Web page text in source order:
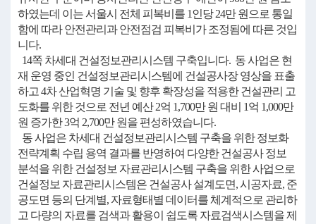
하였는데 이는 서울시 전체 피복비를 1인당 24만 원으로 통일
함에 따라 안전관리과 안전점검 피복비가 조정됨에 따른 것입
니다.
14쪽 차세대 건설정보관리시스템 구축입니다. 동 사업은 현
재 운영 중인 건설정보관리시스템에 건설공사장 영상을 표출
하고 4차 산업혁명 기술 및 향후 확장성을 적용한 건설관리 고
도화를 위한 것으로 전년 예산 2억 1,700만 원 대비 1억 1,000만
원 증가한 3억 2,700만 원을 편성하였습니다.
동 사업은 차세대 건설정보관리시스템 구축을 위한 정보화
전략계획 수립 용역 결과를 반영하여 다양한 건설공사 정보
분석을 위한 건설정보 자료관리시스템 구축을 위한 사업으로
건설정보 자료관리시스템은 건설공사 설계도면, 시공자료, 준
공도면 등의 단계별, 자료형태별 데이터를 체계적으로 관리하
고 다량의 자료를 검색과 활용이 쉽도록 자료검색시스템을 제